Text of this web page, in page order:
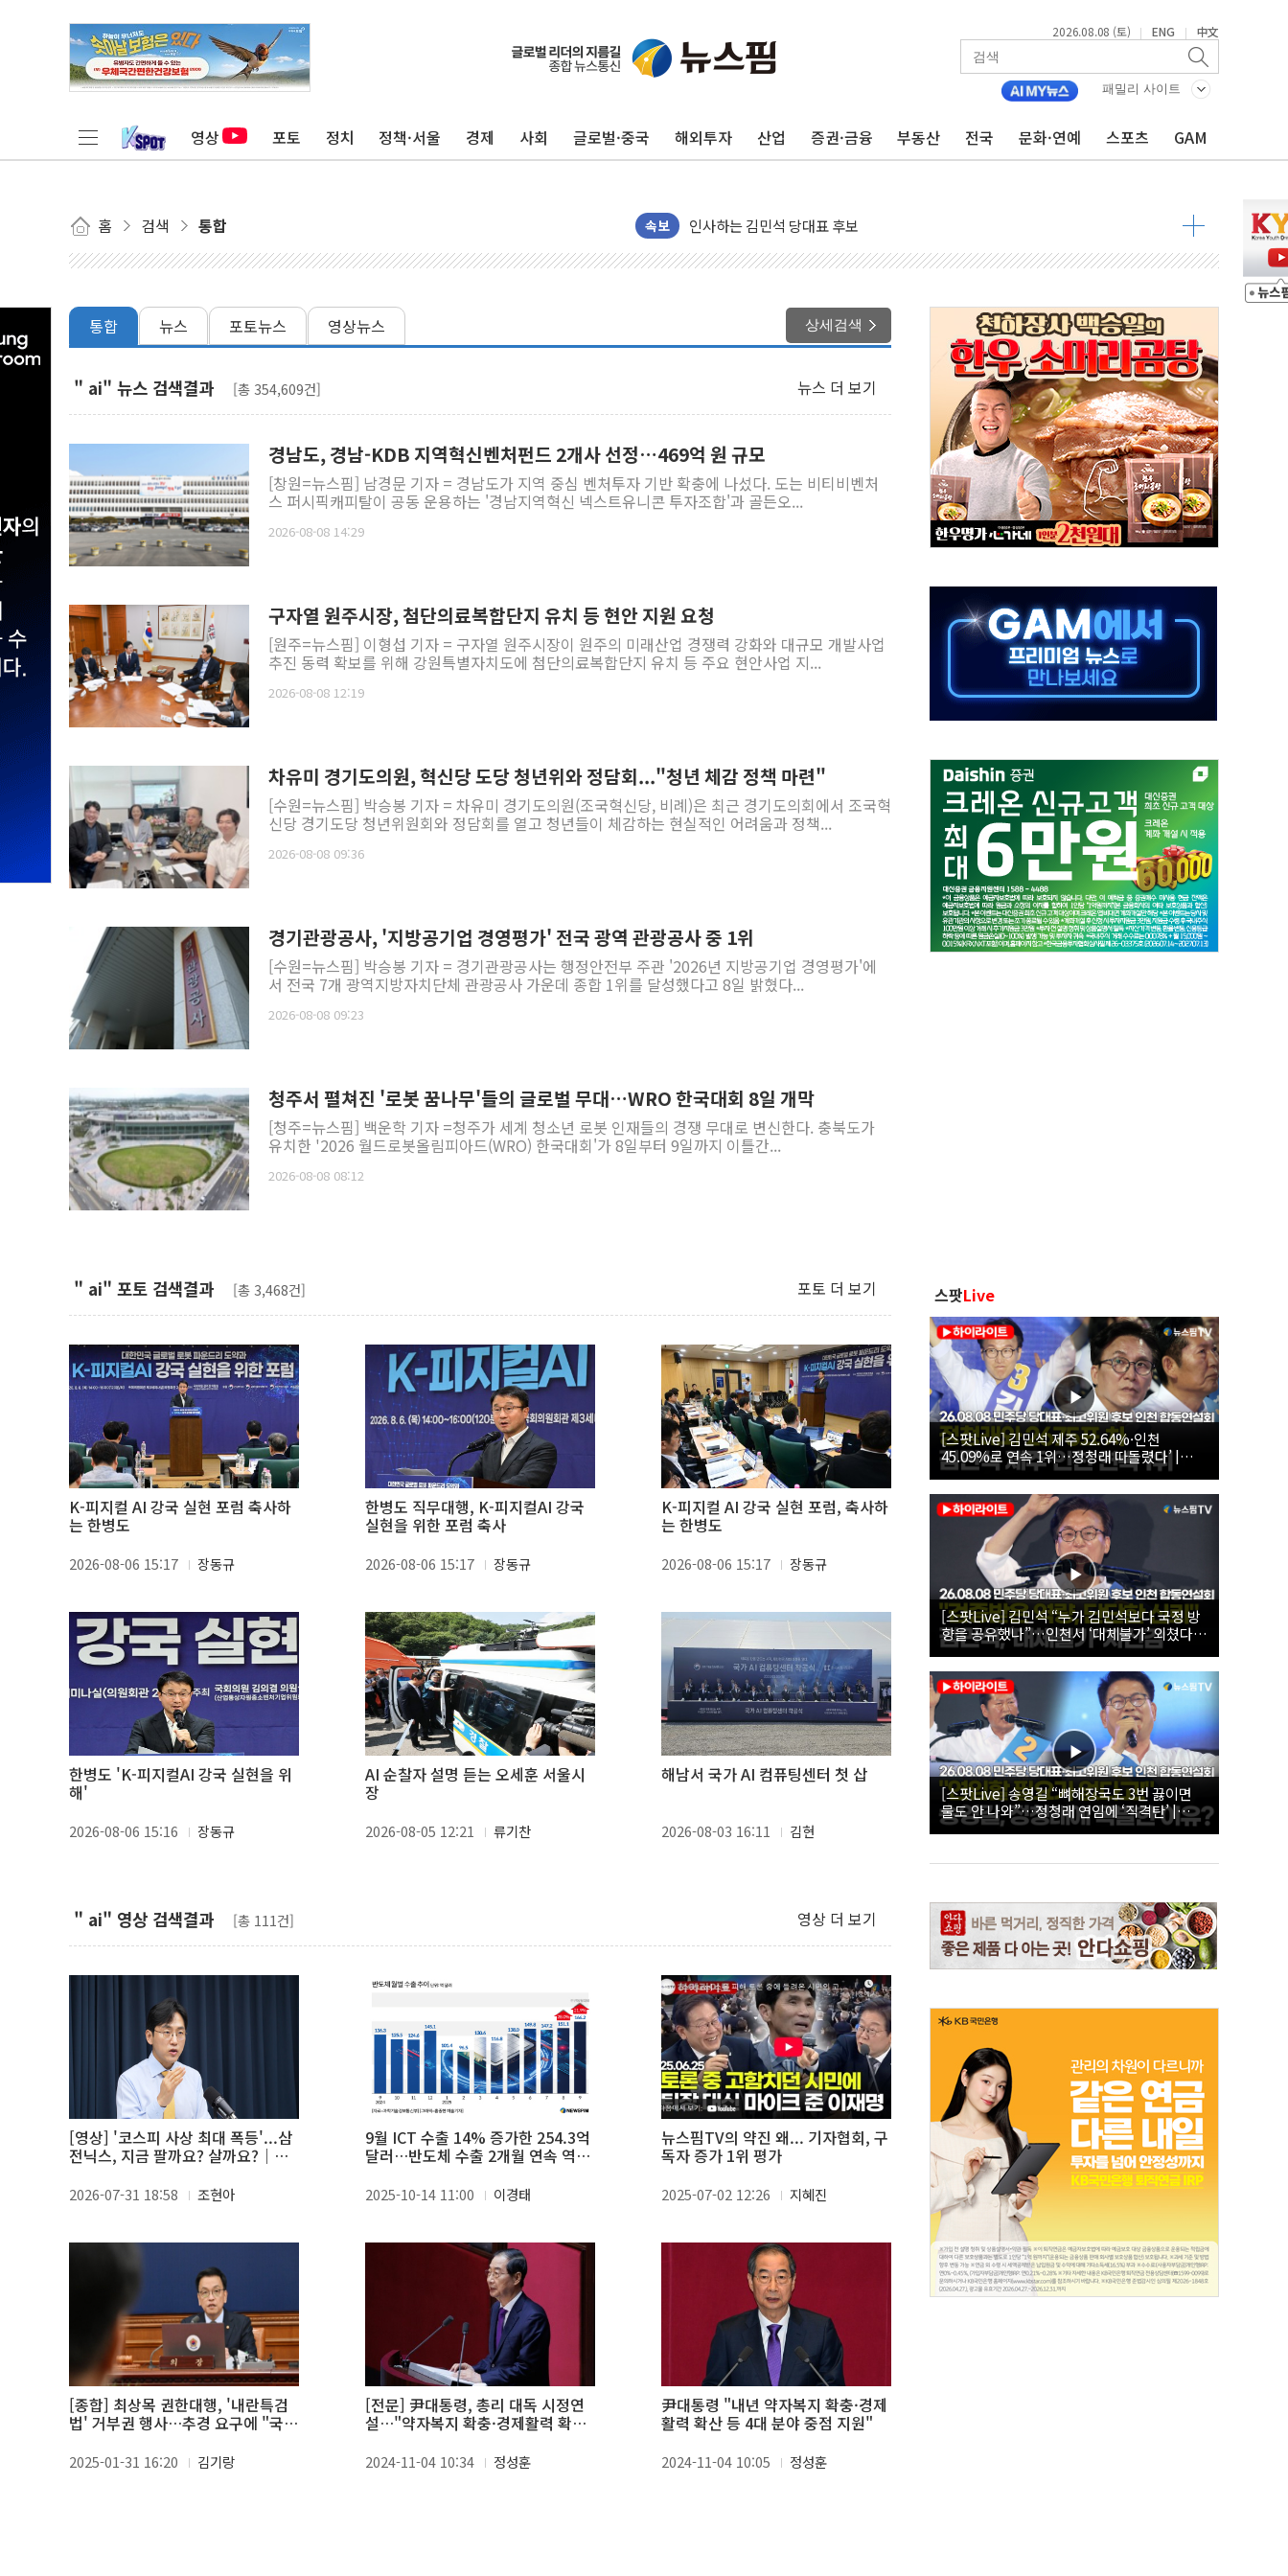
2026.08.08 (토) | ENG | 中文
패밀리 사이트
영상 포토 정치 정책·서울 경제 사회 글로벌·중국 해외투자 산업 증권·금융 부동산 전국 문화·연예 스포츠 GAM
홈 검색 통합 속보
인천 합동연설회 나선 송영길·정청래·김민석 당대표 후보
김민석, 2주차 제주·인천 경선서 정청래에 승리...47.75% vs 42.08%
[속보] 민주, 제주·인천 경선 결과 발표...김민석 47.75% 정청래 42.08%
[속보] 민주, 인천 경선 결과 발표...김민석 45.09% 정청래 43.27% 송영길 11.63%
이번주 국내 주요 금융일정(8.10~8.14)
美, 이란전 출구전략 만지작…공습 한계·탄약 부족 현실화
강릉·동해·삼척 시간당 최대 50㎜ 폭우…강원 동해안 강한 비 이어져
폐기물 수거하다 참변…60대 환경미화원 수거차에 치여 사망
서울 중랑구 주택가서 흉기 난동…60대 남성 2명 숨져
李대통령 "결혼 때문에 손해 보는 일 없게"…'결혼 페널티' 22개 과제 손본다
여수 오동도 인근 해상서 모터보트 전복…1명 사망·1명 실종
추미애, '위안부' 피해자 기림의 날 참석..."국제적 시민 연대로 목소리 내야"
인천 선재도 갯벌서 해루질 중 실종 60대 나흘만에 숨진 채 발견
'화합' 꺼낸 김민석에 '뻔뻔' 받아친 정청래…제주 연설서 신경전 고조
李대통령, ISA 개편 재검토 지시…與 "적극 환영"·野 "졸속 국정"
동해중부 전 해상 풍랑주의보…10일까지 최대 3.5m 높은 물결
연일 폭염에 온열질환 사망 23명…정부, 비상대응기구 가동
통합 뉴스 포토뉴스 영상뉴스 상세검색
" ai" 뉴스 검색결과 [총 354,609건] 뉴스 더 보기
경남도, 경남-KDB 지역혁신벤처펀드 2개사 선정…469억 원 규모
[창원=뉴스핌] 남경문 기자 = 경남도가 지역 중심 벤처투자 기반 확충에 나섰다. 도는 비티비벤처
스 퍼시픽캐피탈이 공동 운용하는 '경남지역혁신 넥스트유니콘 투자조합'과 골든오...
2026-08-08 14:29
구자열 원주시장, 첨단의료복합단지 유치 등 현안 지원 요청
[원주=뉴스핌] 이형섭 기자 = 구자열 원주시장이 원주의 미래산업 경쟁력 강화와 대규모 개발사업
추진 동력 확보를 위해 강원특별자치도에 첨단의료복합단지 유치 등 주요 현안사업 지...
2026-08-08 12:19
차유미 경기도의원, 혁신당 도당 청년위와 정담회..."청년 체감 정책 마련"
[수원=뉴스핌] 박승봉 기자 = 차유미 경기도의원(조국혁신당, 비례)은 최근 경기도의회에서 조국혁
신당 경기도당 청년위원회와 정담회를 열고 청년들이 체감하는 현실적인 어려움과 정책...
2026-08-08 09:36
경기관광공사, '지방공기업 경영평가' 전국 광역 관광공사 중 1위
[수원=뉴스핌] 박승봉 기자 = 경기관광공사는 행정안전부 주관 '2026년 지방공기업 경영평가'에
서 전국 7개 광역지방자치단체 관광공사 가운데 종합 1위를 달성했다고 8일 밝혔다...
2026-08-08 09:23
청주서 펼쳐진 '로봇 꿈나무'들의 글로벌 무대…WRO 한국대회 8일 개막
[청주=뉴스핌] 백운학 기자 =청주가 세계 청소년 로봇 인재들의 경쟁 무대로 변신한다. 충북도가
유치한 '2026 월드로봇올림피아드(WRO) 한국대회'가 8일부터 9일까지 이틀간...
2026-08-08 08:12
" ai" 포토 검색결과 [총 3,468건] 포토 더 보기
K-피지컬 AI 강국 실현 포럼 축사하
는 한병도
2026-08-06 15:17 장동규
한병도 직무대행, K-피지컬AI 강국
실현을 위한 포럼 축사
2026-08-06 15:17 장동규
K-피지컬 AI 강국 실현 포럼, 축사하
는 한병도
2026-08-06 15:17 장동규
한병도 'K-피지컬AI 강국 실현을 위
해'
2026-08-06 15:16 장동규
AI 순찰자 설명 듣는 오세훈 서울시
장
2026-08-05 12:21 류기찬
해남서 국가 AI 컴퓨팅센터 첫 삽
2026-08-03 16:11 김현
" ai" 영상 검색결과 [총 111건] 영상 더 보기
[영상] '코스피 사상 최대 폭등'...삼
전닉스, 지금 팔까요? 살까요?｜피
2026-07-31 18:58 조현아
9월 ICT 수출 14% 증가한 254.3억
달러…반도체 수출 2개월 연속 역대
2025-10-14 11:00 이경태
뉴스핌TV의 약진 왜... 기자협회, 구
독자 증가 1위 평가
2025-07-02 12:26 지혜진
[종합] 최상목 권한대행, '내란특검
법' 거부권 행사…추경 요구에 "국정
2025-01-31 16:20 김기랑
[전문] 尹대통령, 총리 대독 시정연
설…"약자복지 확충·경제활력 확산
2024-11-04 10:34 정성훈
尹대통령 "내년 약자복지 확충·경제
활력 확산 등 4대 분야 중점 지원"
2024-11-04 10:05 정성훈
스팟Live
[스팟Live] 김민석 제주 52.64%·인천
45.09%로 연속 1위…정청래 따돌렸다’ |
26.08.08 더불어민주당 당대표·최고위원 후
보 인천 합동연설회
[스팟Live] 김민석 “누가 김민석보다 국정 방
향을 공유했나”…인천서 ‘대체불가’ 외쳤다 |
26.08.08 더불어민주당 당대표·최고위원 후
보 인천 합동연설회
[스팟Live] 송영길 “뼈해장국도 3번 끓이면
물도 안 나와”…정청래 연임에 ‘직격탄’ |
26.08.08 더불어민주당 당대표·최고위원 후